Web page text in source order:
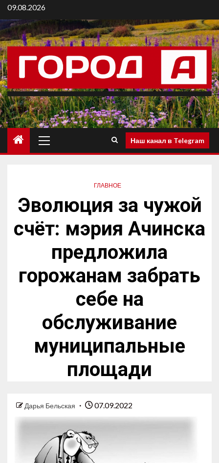
09.08.2026
Наш канал в Telegram
ГЛАВНОЕ
Эволюция за чужой
счёт: мэрия Ачинска
предложила
горожанам забрать
себе на
обслуживание
муниципальные
площади
Дарья Бельская 07.09.2022